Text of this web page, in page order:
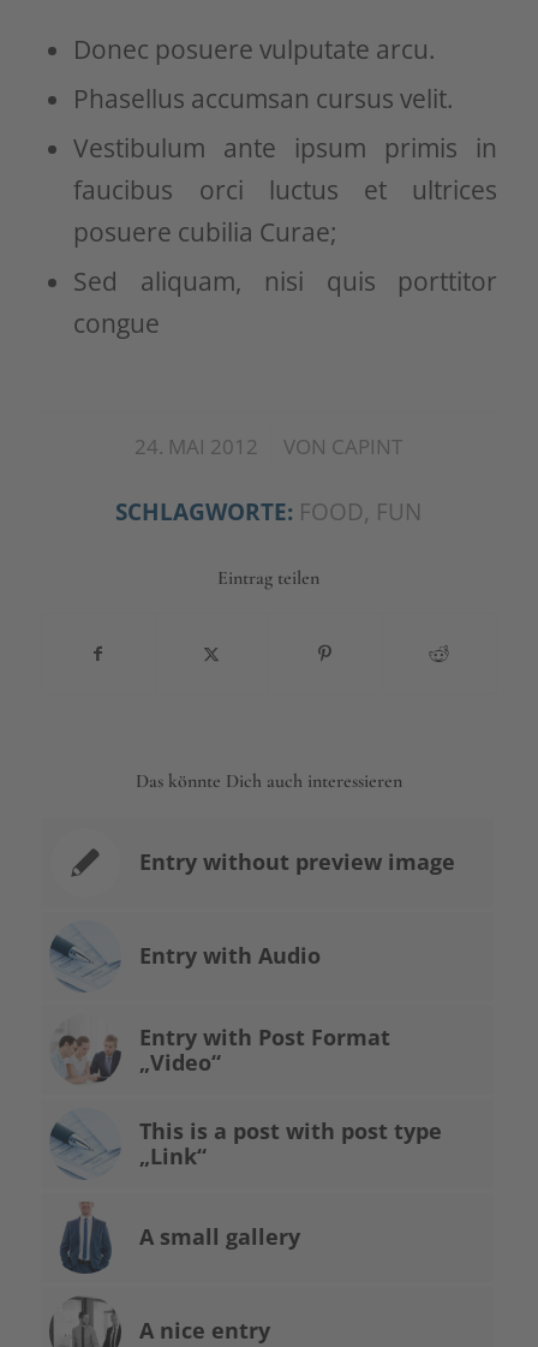
Donec posuere vulputate arcu.
Phasellus accumsan cursus velit.
Vestibulum ante ipsum primis in
faucibus orci luctus et ultrices
posuere cubilia Curae;
Sed aliquam, nisi quis porttitor
congue
24. MAI 2012
/ VON CAPINT
SCHLAGWORTE: FOOD, FUN
Eintrag teilen
Das könnte Dich auch interessieren
Entry without preview image
Entry with Audio
Entry with Post Format
„Video“
This is a post with post type
„Link“
A small gallery
A nice entry